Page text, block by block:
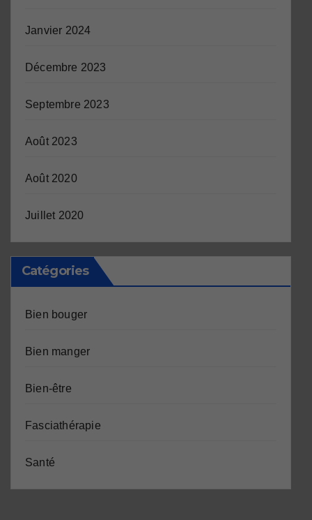
Janvier 2024
Décembre 2023
Septembre 2023
Août 2023
Août 2020
Juillet 2020
Catégories
Bien bouger
Bien manger
Bien-être
Fasciathérapie
Santé